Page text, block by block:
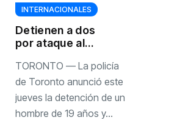
INTERNACIONALES
Detienen a dos
por ataque al
Estados Unidos
TORONTO — La policía
de Toronto anunció este
jueves la detención de un
hombre de 19 años y...